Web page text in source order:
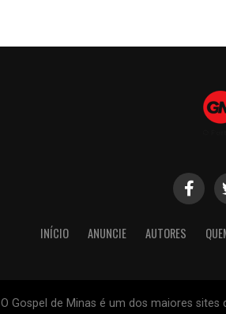
INÍCIO ANUNCIE AUTORES
O Gospel de Minas é um dos maiores